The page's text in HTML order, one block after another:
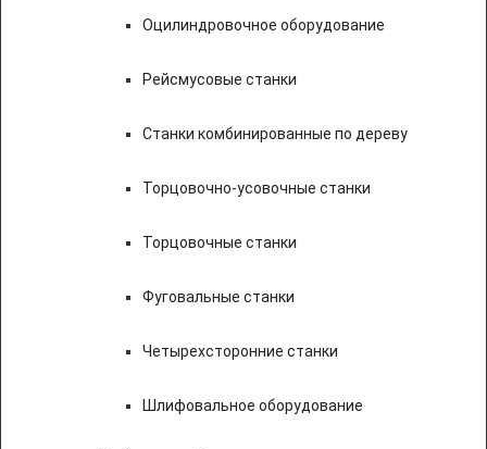
Оцилиндровочное оборудование
Рейсмусовые станки
Станки комбинированные по дереву
Торцовочно-усовочные станки
Торцовочные станки
Фуговальные станки
Четырехсторонние станки
Шлифовальное оборудование